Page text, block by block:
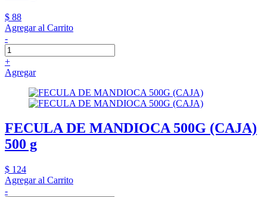
$ 88
Agregar al Carrito
-
+
Agregar
FECULA DE MANDIOCA 500G (CAJA)
500 g
$ 124
Agregar al Carrito
-